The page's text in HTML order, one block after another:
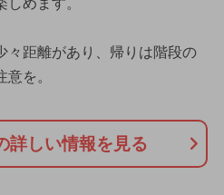
々距離があり、帰りは階段の
意を。
詳しい情報を見る